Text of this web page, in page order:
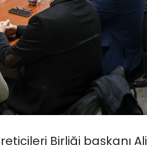
Birliği başkanı Ali